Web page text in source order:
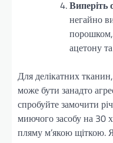
Виперіть
негайно
ацетону
Для делікатних
може бути занадто
спробуйте замочити
миючого засобу на 30
пляму м’якою щіткою.